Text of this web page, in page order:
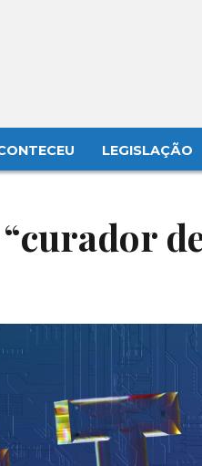
LEGISLAÇÃO